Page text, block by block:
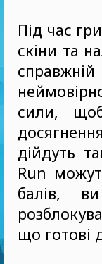
Під час
скіни та
сили,
дійдуть
Run
балів,
що готові